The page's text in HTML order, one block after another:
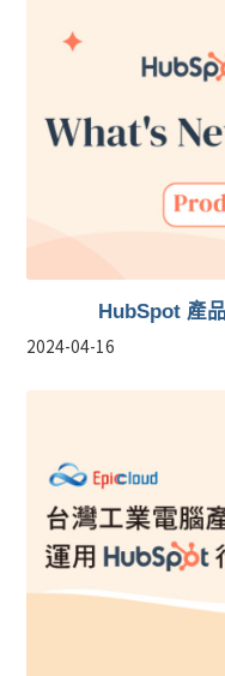
HubSpot 產
2024-04-16